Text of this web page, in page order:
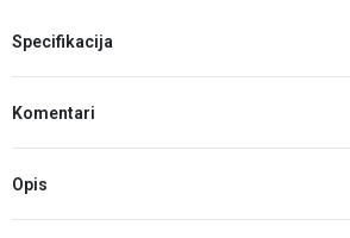
Specifikacija
Komentari
Opis